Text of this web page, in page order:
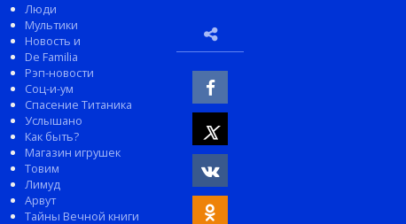
Люди
Мультики
Новость и
De Familia
Рэп-новости
Соц-и-ум
Спасение Титаника
Услышано
Как быть?
Магазин игрушек
Товим
Лимуд
Арвут
Тайны Вечной книги